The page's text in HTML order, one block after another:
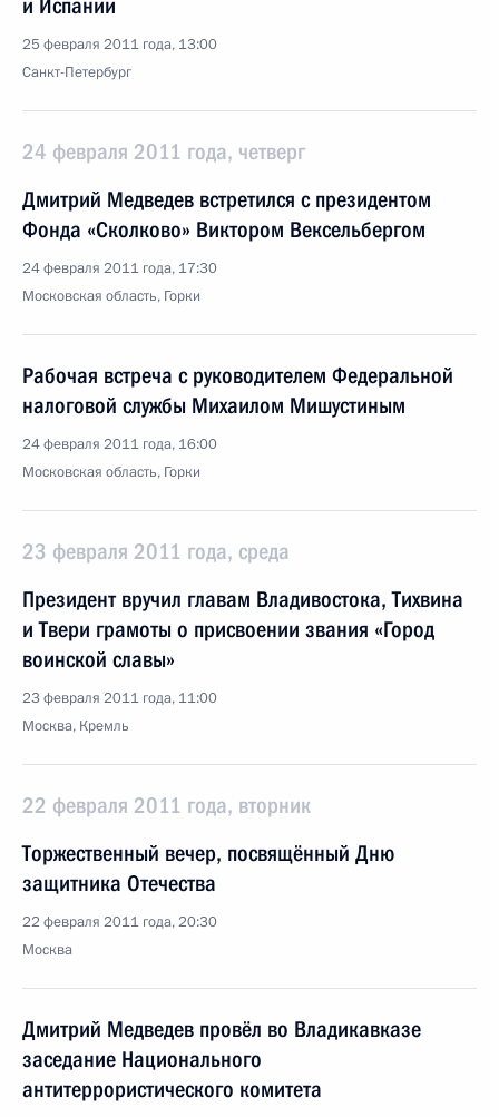
и Испании
25 февраля 2011 года, 13:00
Санкт-Петербург
24 февраля 2011 года, четверг
Дмитрий Медведев встретился с президентом
Фонда «Сколково» Виктором Вексельбергом
24 февраля 2011 года, 17:30
Московская область, Горки
Рабочая встреча с руководителем Федеральной
налоговой службы Михаилом Мишустиным
24 февраля 2011 года, 16:00
Московская область, Горки
23 февраля 2011 года, среда
Президент вручил главам Владивостока, Тихвина
и Твери грамоты о присвоении звания «Город
воинской славы»
23 февраля 2011 года, 11:00
Москва, Кремль
22 февраля 2011 года, вторник
Торжественный вечер, посвящённый Дню
защитника Отечества
22 февраля 2011 года, 20:30
Москва
Дмитрий Медведев провёл во Владикавказе
заседание Национального
антитеррористического комитета